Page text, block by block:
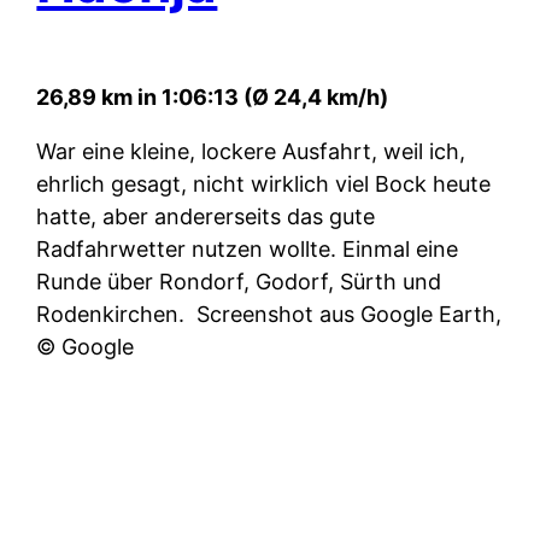
26,89 km in 1:06:13 (Ø 24,4 km/h)
War eine kleine, lockere Ausfahrt, weil ich,
ehrlich gesagt, nicht wirklich viel Bock heute
hatte, aber andererseits das gute
Radfahrwetter nutzen wollte. Einmal eine
Runde über Rondorf, Godorf, Sürth und
Rodenkirchen. Screenshot aus Google Earth,
© Google